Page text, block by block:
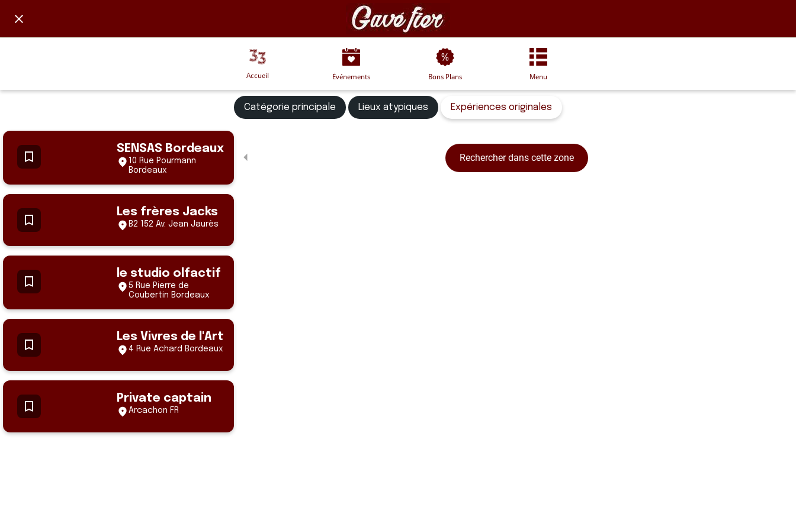
Accueil Événements Bons Plans Menu
Catégorie principale Lieux atypiques Expériences originales
SENSAS Bordeaux
10 Rue Pourmann
Bordeaux
Les frères Jacks
B2 152 Av. Jean Jaurès
le studio olfactif
5 Rue Pierre de
Coubertin Bordeaux
Les Vivres de l'Art
4 Rue Achard Bordeaux
Private captain
Arcachon FR
Rechercher dans cette zone